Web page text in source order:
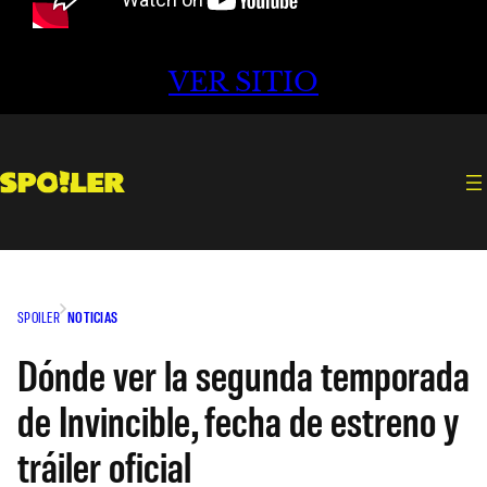
VER SITIO
SPOILER NOTICIAS
Dónde ver la segunda temporada
de Invincible, fecha de estreno y
tráiler oficial